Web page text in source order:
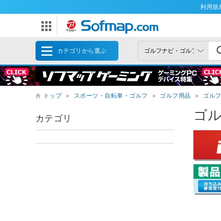
利用規
カテゴリから選ぶ
トップ ＞ スポーツ・自転車・ゴルフ ＞ ゴルフ用品 ＞ ゴル
ゴ
カテゴリ